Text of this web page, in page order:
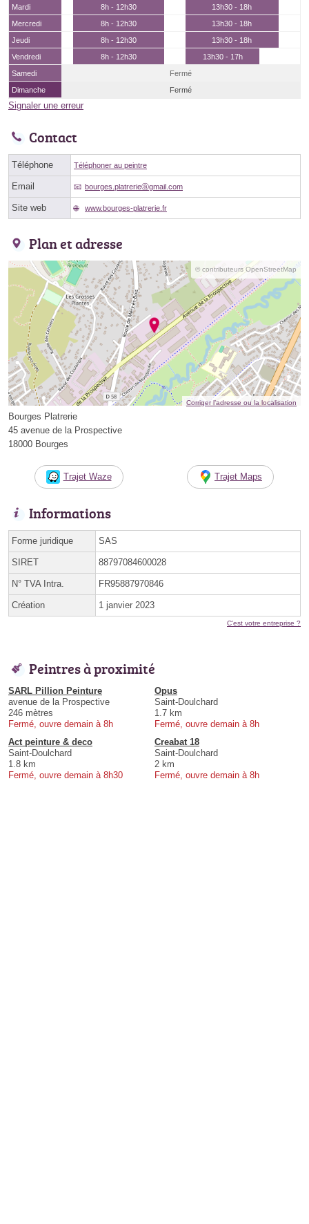
Mardi
8h - 12h30
13h30 - 18h
Mercredi
8h - 12h30
13h30 - 18h
Jeudi
8h - 12h30
13h30 - 18h
Vendredi
8h - 12h30
13h30 - 17h
Samedi
Fermé
Dimanche
Fermé
Signaler une erreur
Contact
Téléphone Téléphoner au peintre
Email bourges.platrerieⓐgmail.com
Site web www.bourges-platrerie.fr
Plan et adresse
© contributeurs OpenStreetMap
Corriger l’adresse ou la localisation
Bourges Platrerie
45 avenue de la Prospective
18000 Bourges
Trajet Waze Trajet Maps
Informations
Forme juridique SAS
SIRET 88797084600028
N° TVA Intra. FR95887970846
Création 1 janvier 2023
C'est votre entreprise ?
Peintres à proximité
SARL Pillion Peinture
avenue de la Prospective
246 mètres
Fermé, ouvre demain à 8h
Opus
Saint-Doulchard
1.7 km
Fermé, ouvre demain à 8h
Act peinture & deco
Saint-Doulchard
1.8 km
Fermé, ouvre demain à 8h30
Creabat 18
Saint-Doulchard
2 km
Fermé, ouvre demain à 8h